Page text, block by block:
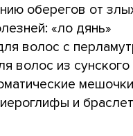
оберегов от
«ло дянь»
волос с
волос из сунского
и